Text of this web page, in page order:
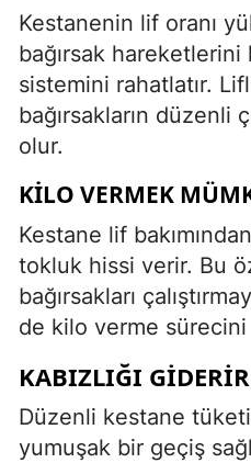
Kestanenin lif oranı
bağırsak hareketlerini
sistemini rahatlatır.
bağırsakların düzenli
olur.
KILO VERMEK
Kestane lif
tokluk hissi verir. Bu
bağırsakları
de kilo verme
KABIZLIĞI
Düzenli kestane
yumuşak bir geçiş